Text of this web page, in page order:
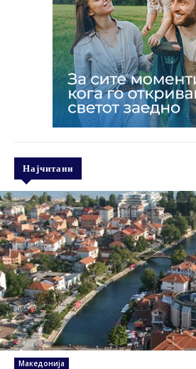
Најчитани
Македонија